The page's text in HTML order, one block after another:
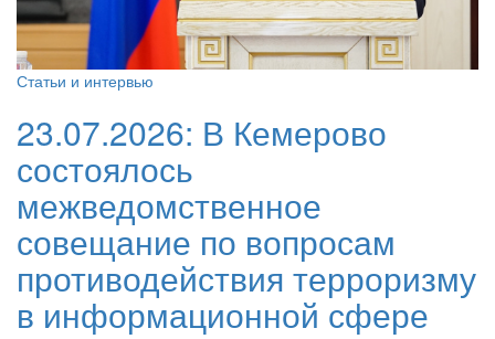
Статьи и интервью
23.07.2026: В Кемерово
состоялось
межведомственное
совещание по вопросам
противодействия терроризму
в информационной сфере